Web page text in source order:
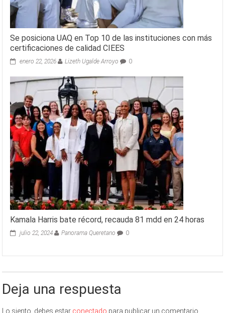
Se posiciona UAQ en Top 10 de las instituciones con más
certificaciones de calidad CIEES
enero 22, 2026 Lizeth Ugalde Arroyo 0
Kamala Harris bate récord, recauda 81 mdd en 24 horas
julio 22, 2024 Panorama Queretano 0
Deja una respuesta
Lo siento, debes estar conectado para publicar un comentario.